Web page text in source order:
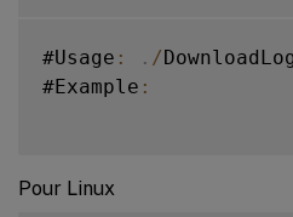
#Usage : . /
#Example :
Pour Linux